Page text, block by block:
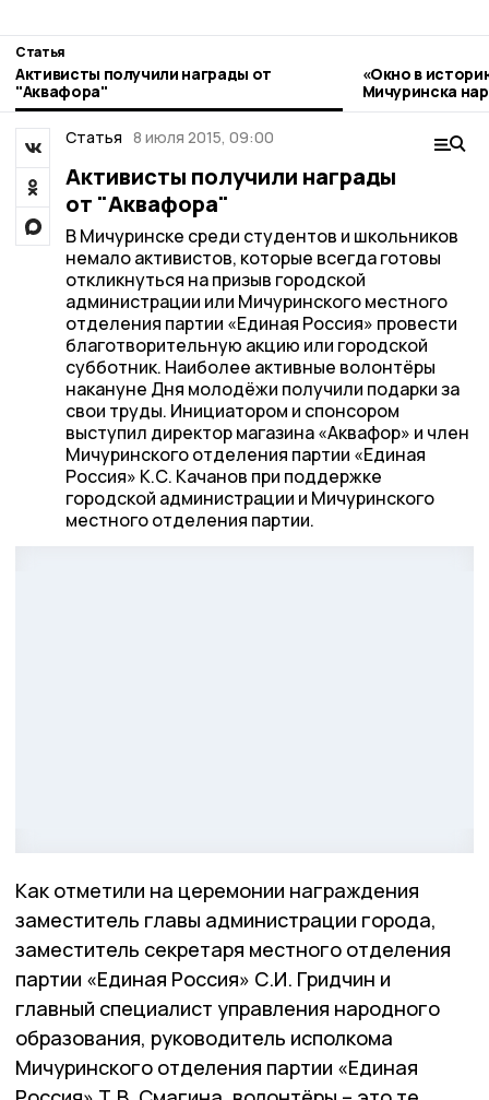
Статья
Активисты получили награды от
"Аквафора"
«Окно в
Мичуринска
стиле гжель
Статья 8 июля 2015, 09:00
Активисты получили награды
от "Аквафора"
В Мичуринске среди студентов и школьников
немало активистов, которые всегда готовы
откликнуться на призыв городской
администрации или Мичуринского местного
отделения партии «Единая Россия» провести
благотворительную акцию или городской
субботник. Наиболее активные волонтёры
накануне Дня молодёжи получили подарки за
свои труды. Инициатором и спонсором
выступил директор магазина «Аквафор» и член
Мичуринского отделения партии «Единая
Россия» К.С. Качанов при поддержке
городской администрации и Мичуринского
местного отделения партии.
Как отметили на церемонии награждения
заместитель главы администрации города,
заместитель секретаря местного отделения
партии «Единая Россия» С.И. Гридчин и
главный специалист управления народного
образования, руководитель исполкома
Мичуринского отделения партии «Единая